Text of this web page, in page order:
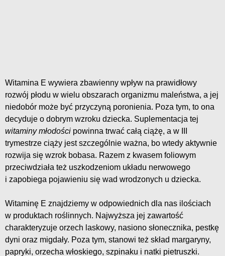
Witamina E wywiera zbawienny wpływ na prawidłowy
rozwój płodu w wielu obszarach organizmu maleństwa, a jej
niedobór może być przyczyną poronienia. Poza tym, to ona
decyduje o dobrym wzroku dziecka. Suplementacja tej
witaminy młodości powinna trwać całą ciążę, a w III
trymestrze ciąży jest szczególnie ważna, bo wtedy aktywnie
rozwija się wzrok bobasa. Razem z kwasem foliowym
przeciwdziała też uszkodzeniom układu nerwowego
i zapobiega pojawieniu się wad wrodzonych u dziecka.
Witaminę E znajdziemy w odpowiednich dla nas ilościach
w produktach roślinnych. Najwyższa jej zawartość
charakteryzuje orzech laskowy, nasiono słonecznika, pestkę
dyni oraz migdały. Poza tym, stanowi też skład margaryny,
papryki, orzecha włoskiego, szpinaku i natki pietruszki.